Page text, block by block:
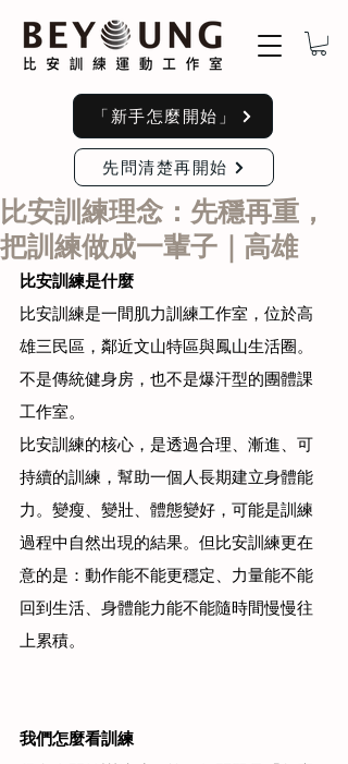
「新手怎麼開始」
先問清楚再開始
比安訓練理念：先穩再重，
把訓練做成一輩子｜高雄
比安訓練是什麼
比安訓練是一間肌力訓練工作室，位於高
雄三民區，鄰近文山特區與鳳山生活圈。
不是傳統健身房，也不是爆汗型的團體課
工作室。
比安訓練的核心，是透過合理、漸進、可
持續的訓練，幫助一個人長期建立身體能
力。變瘦、變壯、體態變好，可能是訓練
過程中自然出現的結果。但比安訓練更在
意的是：動作能不能更穩定、力量能不能
回到生活、身體能力能不能隨時間慢慢往
上累積。
我們怎麼看訓練